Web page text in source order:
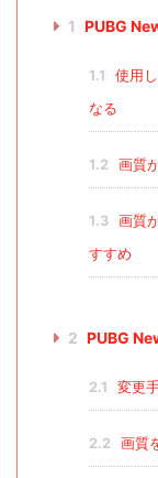
1 PUBG
1.1
使用
なる
1.2 画質
1.3
画質
すすめ
2 PUBG
2.1 変更
2.2 画質